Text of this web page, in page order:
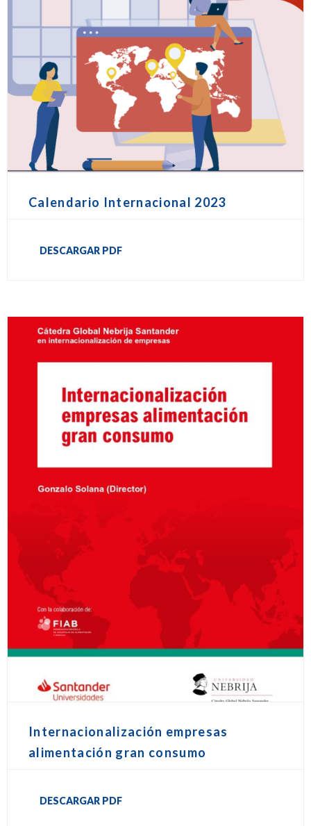
Calendario Internacional 2023
DESCARGAR PDF
Internacionalización empresas
alimentación gran consumo
DESCARGAR PDF